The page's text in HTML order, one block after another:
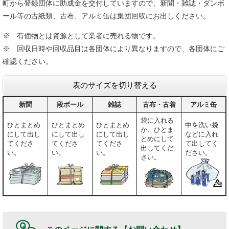
町から登録団体に助成金を交付していますので、新聞・雑誌・ダンボ
ール等の古紙類、古布、アルミ缶は集団回収にお出しください。
※ 有価物とは資源として業者に売れる物です。
※ 回収日時や回収品目は各団体により異なりますので、各団体にご
確認ください。
表のサイズを切り替える
新聞 段ボール 雑誌 古布・古着 アルミ缶
ひとまとめ
にして出し
てくださ
い。
ひとまとめ
にして出し
てくださ
い。
ひとまとめ
にして出し
てくださ
い。
袋に入れる
か、ひとま
とめにして
出してくだ
さい。
中を洗い袋
などに入れ
て出してく
ださい。